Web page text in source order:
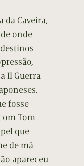
da Caveira,
onde
II Guerra
fosse
Tom
que
de má
apareceu